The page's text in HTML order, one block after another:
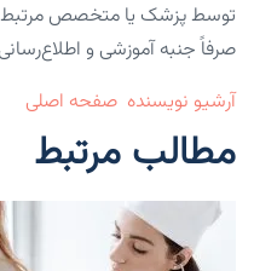
توسط پزشک یا متخصص مرتبط
صرفاً جنبه آموزشی و
آرشیو نویسنده صفحه اصلی
مطالب مرتبط